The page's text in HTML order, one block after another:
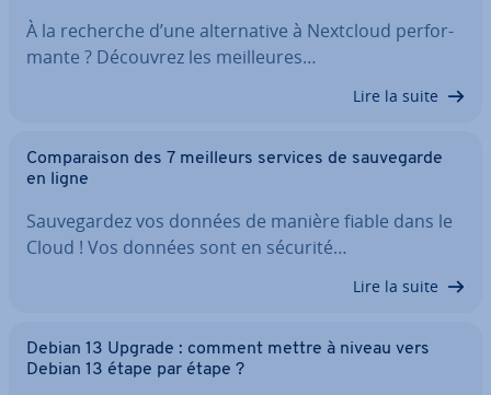
À la recherche d’une al­ter­na­tive à Nextcloud per­for­
mante ? Découvrez les meil­leures…
Lire la suite
Com­pa­rai­son des 7 meilleurs services de sau­ve­garde
en ligne
Sau­ve­gar­dez vos données de manière fiable dans le
Cloud ! Vos données sont en sécurité…
Lire la suite
Debian 13 Upgrade : comment mettre à niveau vers
Debian 13 étape par étape ?